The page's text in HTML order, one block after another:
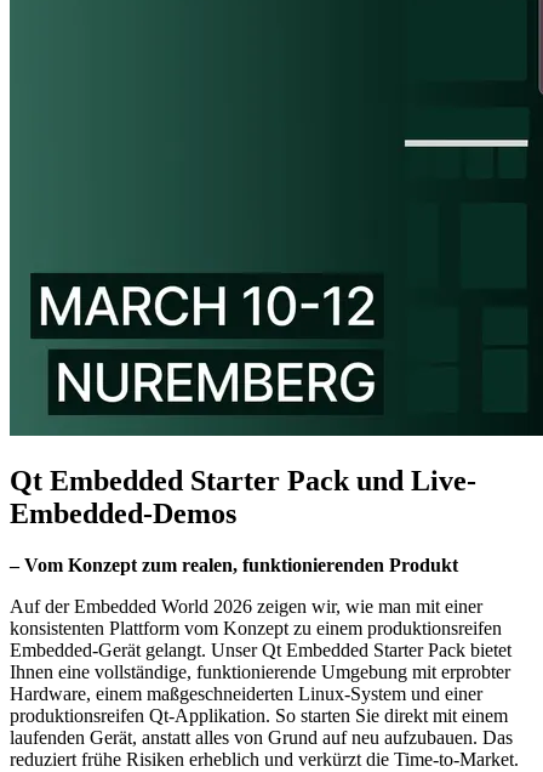
Qt Embedded Starter Pack und Live-
Embedded-Demos
– Vom Konzept zum realen, funktionierenden Produkt
Auf der Embedded World 2026 zeigen wir, wie man mit einer
konsistenten Plattform vom Konzept zu einem produktionsreifen
Embedded-Gerät gelangt. Unser Qt Embedded Starter Pack bietet
Ihnen eine vollständige, funktionierende Umgebung mit erprobter
Hardware, einem maßgeschneiderten Linux-System und einer
produktionsreifen Qt-Applikation. So starten Sie direkt mit einem
laufenden Gerät, anstatt alles von Grund auf neu aufzubauen. Das
reduziert frühe Risiken erheblich und verkürzt die Time-to-Market.